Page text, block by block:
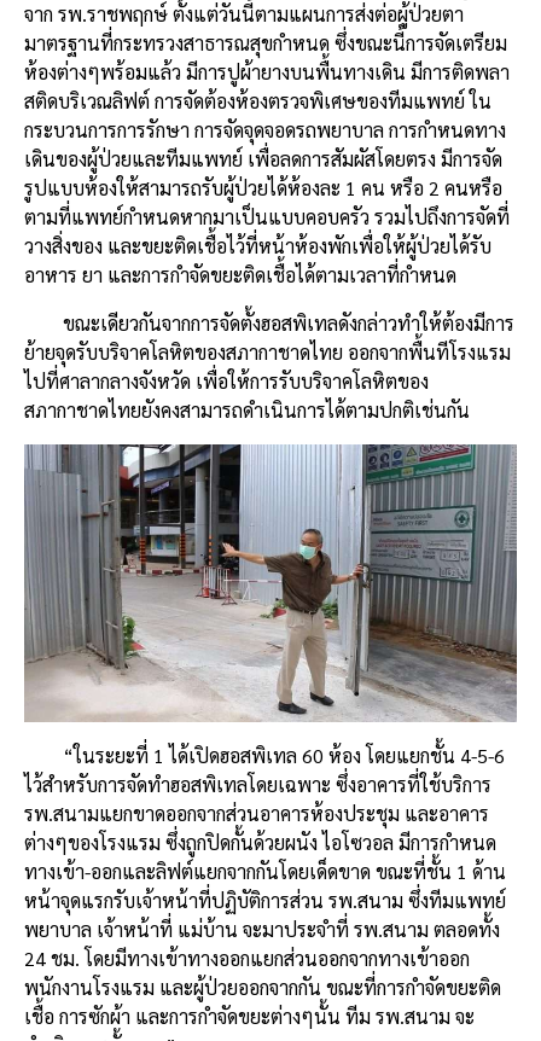
จาก รพ.ราชพฤกษ์ ตั้งแต่วันนี้ตามแผนการส่งต่อผู้ป่วยตา
มาตรฐานที่กระทรวงสาธารณสุขกำหนด ซึ่งขณะนี้การจัดเตรียม
ห้องต่างๆพร้อมแล้ว มีการปูผ้ายางบนพื้นทางเดิน มีการติดพลา
สติดบริเวณลิฟต์ การจัดต้องห้องตรวจพิเศษของทีมแพทย์ ใน
กระบวนการการรักษา การจัดจุดจอดรถพยาบาล การกำหนดทาง
เดินของผู้ป่วยและทีมแพทย์ เพื่อลดการสัมผัสโดยตรง มีการจัด
รูปแบบห้องให้สามารถรับผู้ป่วยได้ห้องละ 1 คน หรือ 2 คนหรือ
ตามที่แพทย์กำหนดหากมาเป็นแบบคอบครัว รวมไปถึงการจัดที่
วางสิ่งของ และขยะติดเชื้อไว้ที่หน้าห้องพักเพื่อให้ผู้ป่วยได้รับ
อาหาร ยา และการกำจัดขยะติดเชื้อได้ตามเวลาที่กำหนด
ขณะเดียวกันจากการจัดตั้งฮอสพิเทลดังกล่าวทำให้ต้องมีการ
ย้ายจุดรับบริจาคโลหิตของสภากาชาดไทย ออกจากพื้นทีโรงแรม
ไปที่ศาลากลางจังหวัด เพื่อให้การรับบริจาคโลหิตของ
สภากาชาดไทยยังคงสามารถดำเนินการได้ตามปกติเช่นกัน
“ในระยะที่ 1 ได้เปิดฮอสพิเทล 60 ห้อง โดยแยกชั้น 4-5-6
ไว้สำหรับการจัดทำฮอสพิเทลโดยเฉพาะ ซึ่งอาคารที่ใช้บริการ
รพ.สนามแยกขาดออกจากส่วนอาคารห้องประชุม และอาคาร
ต่างๆของโรงแรม ซึ่งถูกปิดกั้นด้วยผนัง ไอโซวอล มีการกำหนด
ทางเข้า-ออกและลิฟต์แยกจากกันโดยเด็ดขาด ขณะที่ชั้น 1 ด้าน
หน้าจุดแรกรับเจ้าหน้าที่ปฏิบัติการส่วน รพ.สนาม ซึ่งทีมแพทย์
พยาบาล เจ้าหน้าที่ แม่บ้าน จะมาประจำที่ รพ.สนาม ตลอดทั้ง
24 ชม. โดยมีทางเข้าทางออกแยกส่วนออกจากทางเข้าออก
พนักงานโรงแรม และผู้ป่วยออกจากกัน ขณะที่การกำจัดขยะติด
เชื้อ การซักผ้า และการกำจัดขยะต่างๆนั้น ทีม รพ.สนาม จะ